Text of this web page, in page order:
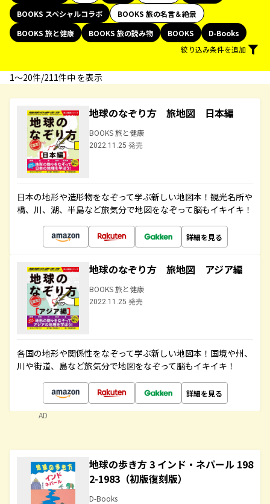
BOOKS スペシャルコラボ
BOOKS 旅の名言＆絶景
BOOKS 旅と健康
BOOKS 旅の読み物 BOOKS
D-Books
絞り込み条件を追加
1〜20件/211件中 を表示
地球のなぞり方 旅地図 日本編
BOOKS 旅と健康
2022.11.25 発売
日本の地形や造形物をなぞって学ぶ新しい地図本！観光名所や
橋、川、湖、半島など旅気分で地図をなぞって脳もイキイキ！
詳細を見る
地球のなぞり方 旅地図 アジア編
BOOKS 旅と健康
2022.11.25 発売
各国の地形や関係性をなぞって学ぶ新しい地図本！国境や州、
川や街道、島など旅気分で地図をなぞって脳もイキイキ！
詳細を見る
AD
地球の歩き方 3 インド・ネパール 198
2-1983（初版復刻版）
D-Books